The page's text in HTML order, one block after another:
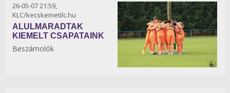
26-05-07 21:59,
KLC/kecskemetilc.hu
ALULMARADTAK
KIEMELT CSAPATAINK
Beszámolók